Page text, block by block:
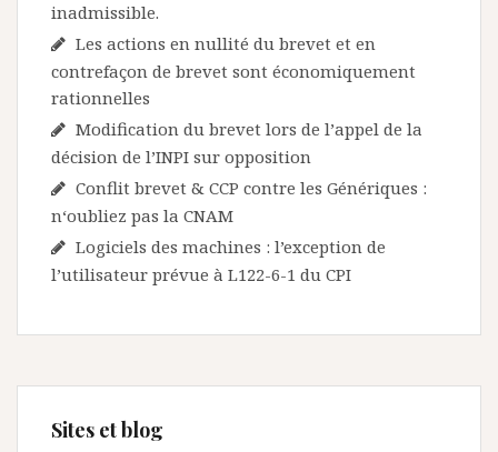
inadmissible.
Les actions en nullité du brevet et en
contrefaçon de brevet sont économiquement
rationnelles
Modification du brevet lors de l’appel de la
décision de l’INPI sur opposition
Conflit brevet & CCP contre les Génériques :
n‘oubliez pas la CNAM
Logiciels des machines : l’exception de
l’utilisateur prévue à L122-6-1 du CPI
Sites et blog